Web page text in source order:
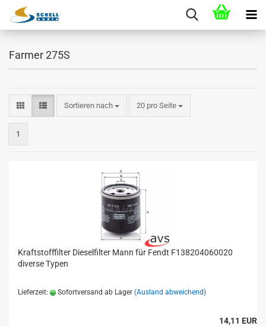
Farmer 275S
Sortieren nach 20 pro Seite
1
Kraftstofffilter Dieselfilter Mann für Fendt F138204060020
diverse Typen
Lieferzeit: Sofortversand ab Lager (Ausland abweichend)
14,11 EUR